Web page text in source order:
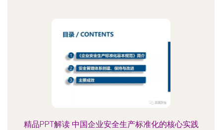
精品PPT解读 中国企业安全生产标准化的核心实践